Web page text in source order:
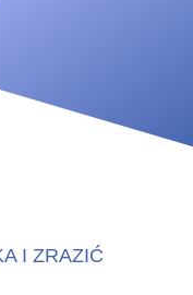
I ZRAZIĆ